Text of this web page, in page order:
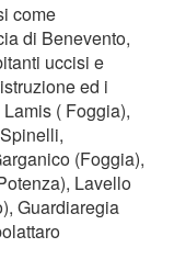
come
di Benevento,
uccisi e
ed i
( Foggia),
(Foggia),
Lavello
Guardiaregia